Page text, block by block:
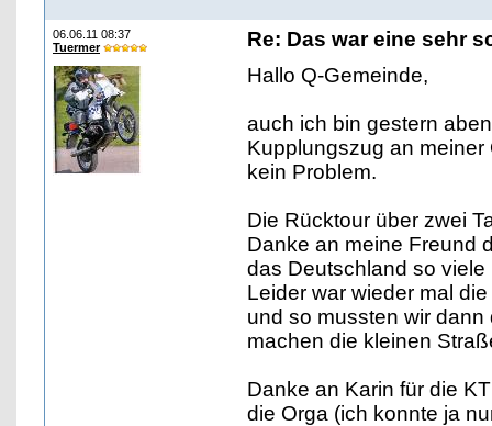
06.06.11 08:37
Tuermer
Re: Das war eine sehr
Hallo Q-Gemeinde,
auch ich bin gestern
Kupplungszug an
kein Problem.
Die Rücktour über zwei
Danke an meine Freund
das Deutschland so
Leider war wieder mal
und so mussten wir
machen die kleinen
Danke an Karin für die
die Orga (ich konnte ja